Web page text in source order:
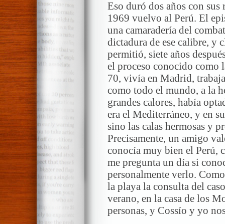
Eso duró dos años con sus
1969 vuelvo al Perú. El
una camaradería del
dictadura de ese calibre, y
permitió, siete años
el proceso conocido como
70, vivía en Madrid,
como todo el mundo, a la
grandes calores, había
era el Mediterráneo, y en
sino las calas hermosas y
Precisamente, un amigo
conocía muy bien el Perú,
me pregunta un día si
personalmente verlo.
la playa la consulta del
verano, en la casa de los
personas, y Cossío y yo